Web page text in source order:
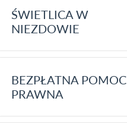
ŚWIETLICA W
NIEZDOWIE
BEZPŁATNA POMOC
PRAWNA